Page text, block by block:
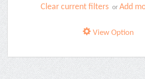
Clear current filters or Add
View Option